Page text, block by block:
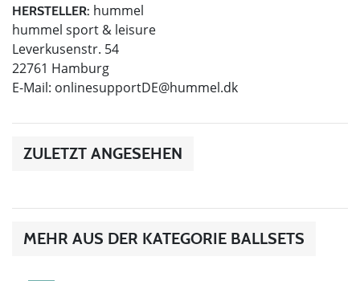
HERSTELLER: hummel
hummel sport & leisure
Leverkusenstr. 54
22761 Hamburg
E-Mail: onlinesupportDE@hummel.dk
ZULETZT ANGESEHEN
MEHR AUS DER KATEGORIE BALLSETS